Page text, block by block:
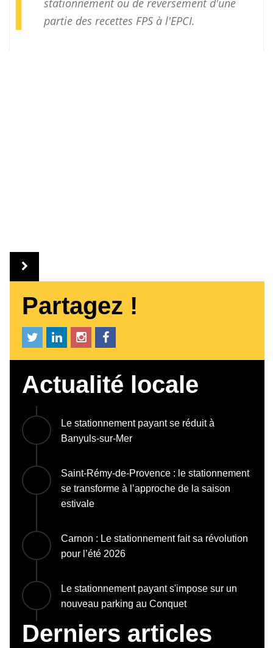
stationnement ou de reversement d'une
partie des recettes FPS à l'EPCI.
Partagez !
Actualité locale
Le stationnement payant se réduit à
Banyuls-sur-Mer
Saint-Rémy-de-Provence : le stationnement
se transforme à l’approche de la saison
estivale
Carnon : Le stationnement fait sa révolution
pour l’été 2026
Le stationnement payant s'impose sur un
nouveau parking au Conquet
Derniers articles